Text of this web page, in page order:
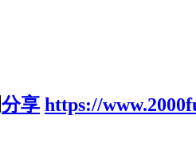
分享 https://